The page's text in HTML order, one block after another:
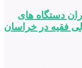
دستگاه های
فقیه در خراسان